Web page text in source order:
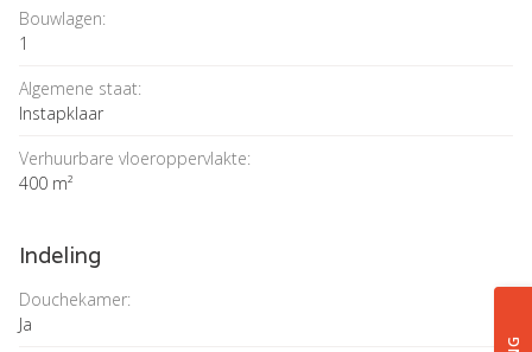
Bouwlagen:
1
Algemene staat:
Instapklaar
Verhuurbare vloeroppervlakte:
400 m²
Indeling
Douchekamer:
Ja